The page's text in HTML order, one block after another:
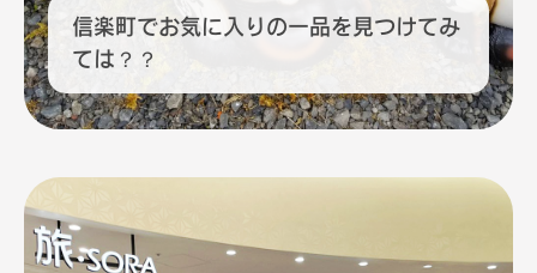
信楽町でお気に入りの一品を見つけてみ
ては？？